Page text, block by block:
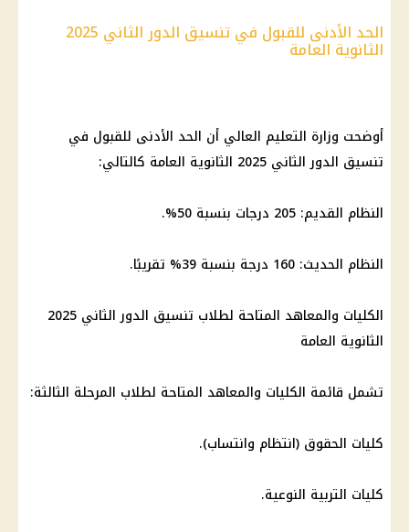
الحد الأدنى للقبول في تنسيق الدور الثاني 2025
الثانوية العامة
أوضحت وزارة التعليم العالي أن الحد الأدنى للقبول في
تنسيق الدور الثاني
الثانوية العامة كالتالي:
النظام القديم: 205 درجات بنسبة 50%.
النظام الحديث: 160 درجة بنسبة 39% تقريبًا.
الكليات والمعاهد المتاحة لطلاب تنسيق الدور الثاني
الثانوية العامة
تشمل قائمة الكليات والمعاهد المتاحة لطلاب المرحلة الثالثة:
كليات الحقوق (انتظام وانتساب).
كليات التربية النوعية.